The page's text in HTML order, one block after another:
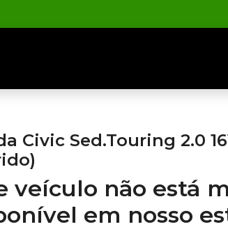
Civic Sed.Touring 2.0
veículo não está
em nosso